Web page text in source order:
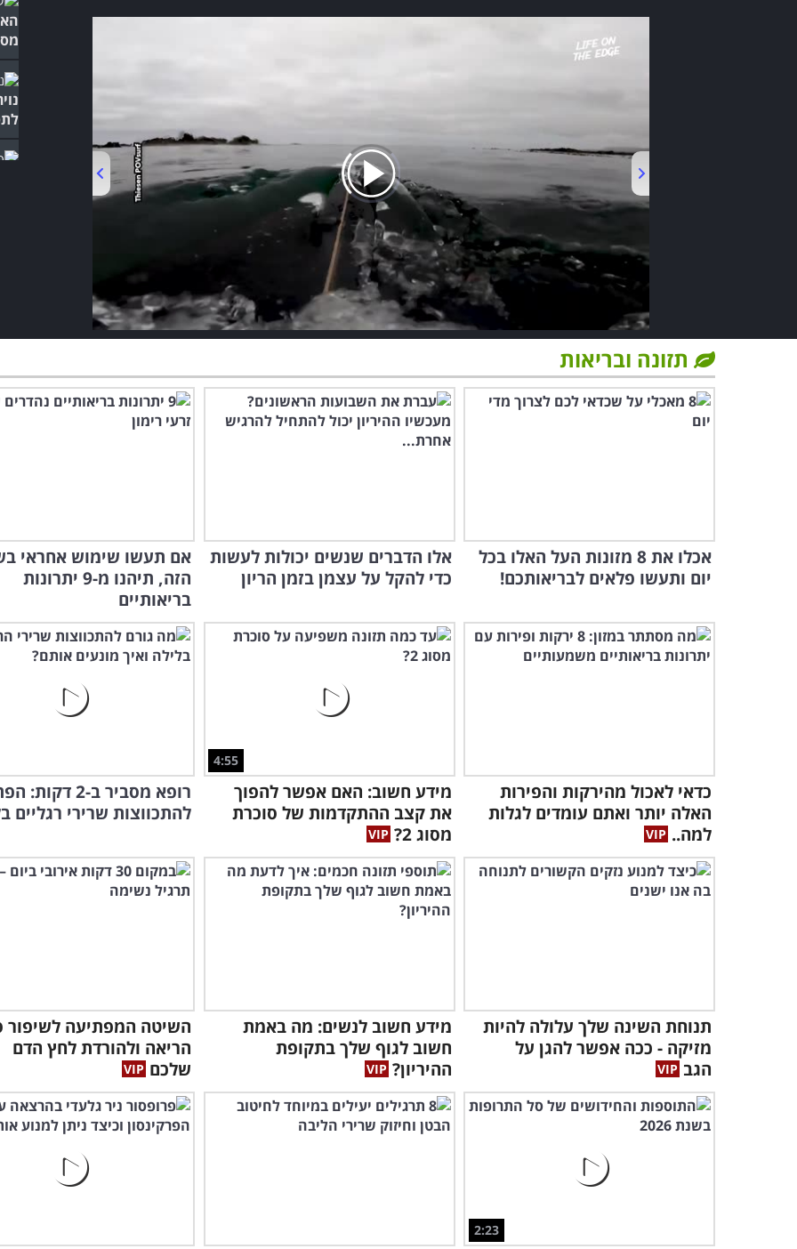
00:00/03:55
תזונה ובריאות
אכלו את 8 מזונות העל האלו בכל
יום ותעשו פלאים לבריאותכם!
אלו הדברים שנשים יכולות לעשות
כדי להקל על עצמן בזמן הריון
אם תעשו שימוש אחראי
הזה, תיהנו מ-9 יתרונות
בריאותיים
כדאי לאכול מהירקות והפירות
האלה יותר ואתם עומדים לגלות
למה..
4:55
מידע חשוב: האם אפשר להפוך
את קצב ההתקדמות של סוכרת
מסוג 2?
רופא מסביר ב-2
להתכווצות שרירי רגליים
תנוחת השינה שלך עלולה להיות
מזיקה - ככה אפשר להגן על
הגב
מידע חשוב לנשים: מה באמת
חשוב לגוף שלך בתקופת
ההיריון?
השיטה המפתיעה לשיפור
הריאה ולהורדת לחץ הדם
שלכם
2:23